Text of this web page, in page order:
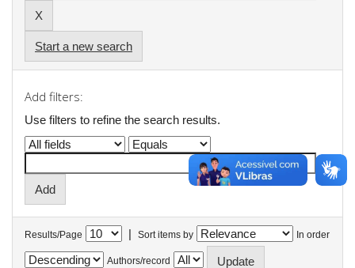
Start a new search
Add filters:
Use filters to refine the search results.
Results/Page | Sort items by In order
Authors/record